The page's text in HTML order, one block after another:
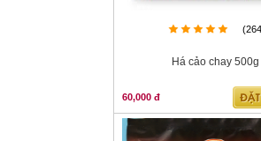
Há cảo chay 500g
60,000 đ